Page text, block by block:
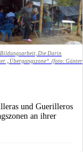
Die Darin
„Übergangszone“. (foto: Günter
und Guerilleros
an ihrer